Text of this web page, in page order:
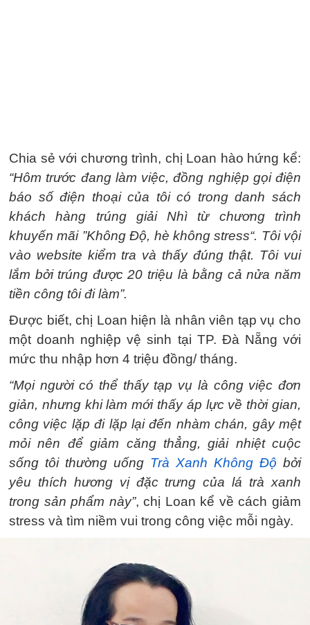
Chia sẻ với chương trình, chị Loan hào hứng kể:
“Hôm trước đang làm việc, đồng nghiệp gọi điện
báo số điện thoại của tôi có trong danh sách
khách hàng trúng giải Nhì từ chương trình
khuyến mãi ”Không Độ, hè không stress“. Tôi vội
vào website kiểm tra và thấy đúng thật. Tôi vui
lắm bởi trúng được 20 triệu là bằng cả nửa năm
tiền công tôi đi làm”.
Được biết, chị Loan hiện là nhân viên tạp vụ cho
một doanh nghiệp vệ sinh tại TP. Đà Nẵng với
mức thu nhập hơn 4 triệu đồng/ tháng.
“Mọi người có thể thấy tạp vụ là công việc đơn
giản, nhưng khi làm mới thấy áp lực về thời gian,
công việc lặp đi lặp lại đến nhàm chán, gây mệt
mỏi nên để giảm căng thẳng, giải nhiệt cuộc
sống tôi thường uống Trà Xanh Không Độ bởi
yêu thích hương vị đặc trưng của lá trà xanh
trong sản phẩm này”, chị Loan kể về cách giảm
stress và tìm niềm vui trong công việc mỗi ngày.